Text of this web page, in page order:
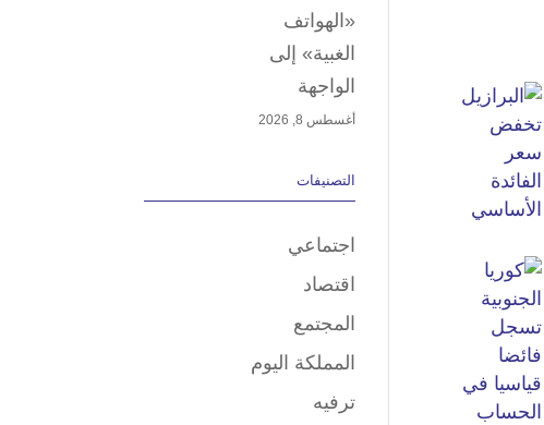
«الهواتف
الغبية» إلى
الواجهة
أغسطس 8, 2026
التصنيفات
اجتماعي
اقتصاد
المجتمع
المملكة اليوم
ترفيه